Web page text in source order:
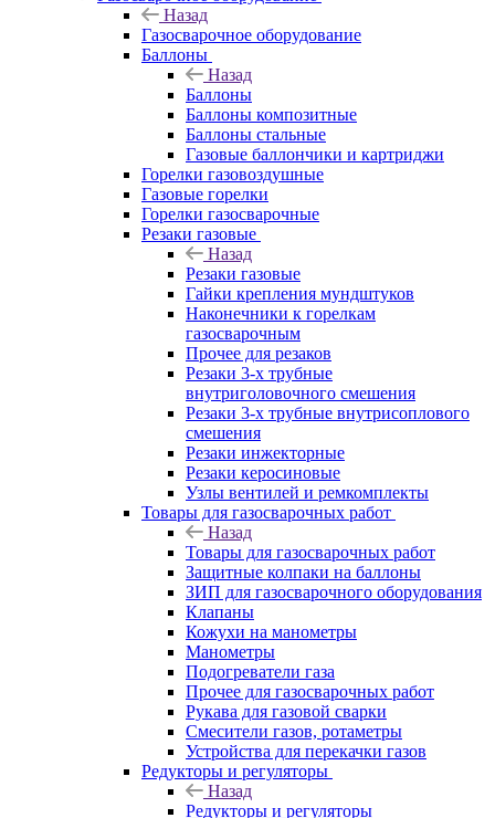
Назад
Газосварочное оборудование
Баллоны
Назад
Баллоны
Баллоны композитные
Баллоны стальные
Газовые баллончики и картриджи
Горелки газовоздушные
Газовые горелки
Горелки газосварочные
Резаки газовые
Назад
Резаки газовые
Гайки крепления мундштуков
Наконечники к горелкам
газосварочным
Прочее для резаков
Резаки 3-х трубные
внутриголовочного смешения
Резаки 3-х трубные внутрисоплового
смешения
Резаки инжекторные
Резаки керосиновые
Узлы вентилей и ремкомплекты
Товары для газосварочных работ
Назад
Товары для газосварочных работ
Защитные колпаки на баллоны
ЗИП для газосварочного оборудования
Клапаны
Кожухи на манометры
Манометры
Подогреватели газа
Прочее для газосварочных работ
Рукава для газовой сварки
Смесители газов, ротаметры
Устройства для перекачки газов
Редукторы и регуляторы
Назад
Редукторы и регуляторы